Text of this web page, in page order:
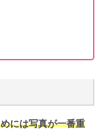
には写真が一番重